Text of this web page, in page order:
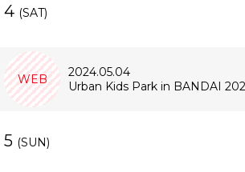
4 (SAT)
WEB
2024.05.04
Urban Kids Park in BANDAI
5 (SUN)